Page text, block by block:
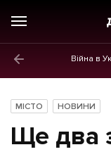
Війна в
Новини
Політика
МІСТО НОВИНИ
Ще два